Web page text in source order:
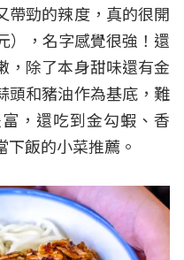
帶勁的辣度，真的很開
），名字感覺很強！還
，除了本身甜味還有金
頭和豬油作為基底，難
，還吃到金勾蝦、香
飯的小菜推薦。